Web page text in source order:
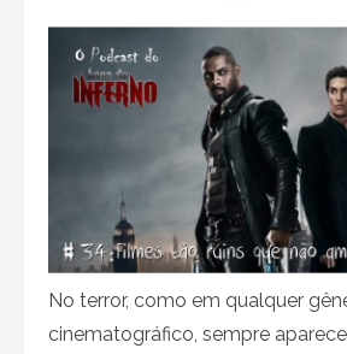
No terror, como em qualquer
cinematográfico, sempre